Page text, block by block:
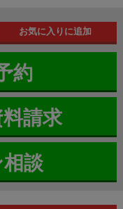
約
請求
談